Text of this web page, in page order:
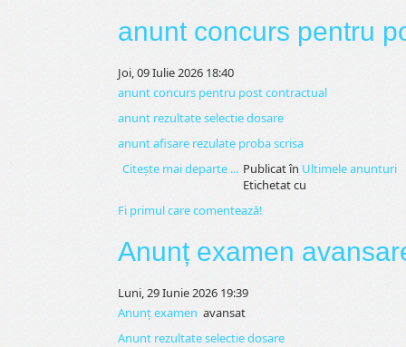
anunt concurs pentru
Joi, 09 Iulie 2026 18:40
anunt concurs pentru post contractual
anunt rezultate selectie dosare
anunt afisare rezulate proba scrisa
Citeşte mai departe ... Publicat în Ultimele anunturi
Etichetat cu
Fi primul care comentează!
Anunț examen
Luni, 29 Iunie 2026 19:39
Anunț examen avansat
Anunt rezultate selectie dosare